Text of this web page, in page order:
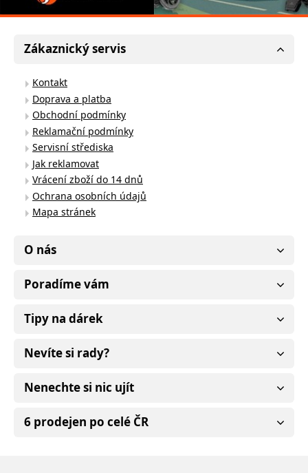
Zákaznický servis
Kontakt
Doprava a platba
Obchodní podmínky
Reklamační podmínky
Servisní střediska
Jak reklamovat
Vrácení zboží do 14 dnů
Ochrana osobních údajů
Mapa stránek
O nás
Poradíme vám
Tipy na dárek
Nevíte si rady?
Nenechte si nic ujít
6 prodejen po celé ČR